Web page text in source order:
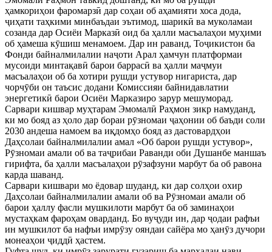
ҳамкориҳои фаромарзӣ дар соҳаи об аҳамияти хоса дода,
ҷиҳати таҳкими минбаъдаи эътимод, шарикӣ ва муколамаи
созанда дар Осиёи Марказӣ оид ба ҳалли масъалаҳои муҳими
об ҳамеша кӯшиш менамоем. Дар ин раванд, Тоҷикистон ба
Фонди байналмилалии наҷоти Арал ҳамчун платформаи
мусоиди минтақавӣ барои баррасӣ ва ҳалли маҷмуи
масъалаҳои об ба хотири рушди устувор нигариста, дар
чорчӯби он таъсис додани Комиссияи байнидавлатии
энергетикӣ барои Осиёи Марказиро зарур мешуморад.
Сарвари кишвар муҳтарам Эмомалӣ Раҳмон зикр намуданд,
ки мо бояд аз ҳоло дар бораи рӯзномаи ҷаҳонии об баъди соли
2030 андеша намоем ва иқдомҳо бояд аз дастовардҳои
Даҳсолаи байналмилалии амал «Об барои рушди устувор»,
Рӯзномаи амали об ва таҷрибаи Раванди оби Душанбе маншаъ
гирифта, ба ҳалли масъалаҳои рӯзафзуни марбут ба об равона
карда шаванд.
Сарвари кишвари мо ёдовар шуданд, ки дар солҳои охир
Даҳсолаи байналмилалии амали об ва Рӯзномаи амали об
барои ҳаллу фасли мушкилоти марбут ба об заминаҳои
мустаҳкам фароҳам оварданд. Бо вуҷуди ин, дар ҷодаи рафъи
ин мушкилот ба нафъи имрӯзу ояндаи сайёра мо ҳанӯз дучори
монеаҳои ҷиддӣ ҳастем.